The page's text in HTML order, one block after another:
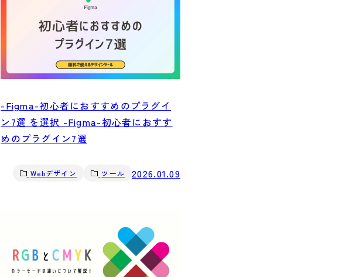
-Figma-初心者におすすめのプラグイ
ン7選 を選択 -Figma-初心者におすす
めのプラグイン7選
Webデザイン ツール 2026.01.09